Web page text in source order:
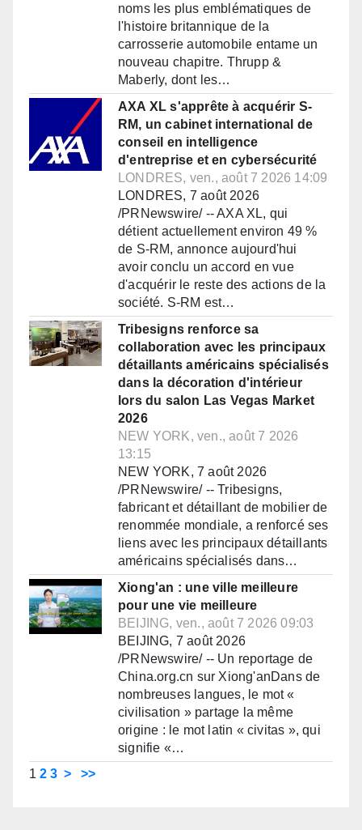
noms les plus emblématiques de
l'histoire britannique de la
carrosserie automobile entame un
nouveau chapitre. Thrupp &
Maberly, dont les…
AXA XL s'apprête à acquérir S-
RM, un cabinet international de
conseil en intelligence
d'entreprise et en cybersécurité
LONDRES, ven., août 7 2026 14:09
LONDRES, 7 août 2026
/PRNewswire/ -- AXA XL, qui
détient actuellement environ 49 %
de S-RM, annonce aujourd'hui
avoir conclu un accord en vue
d'acquérir le reste des actions de la
société. S-RM est…
Tribesigns renforce sa
collaboration avec les principaux
détaillants américains spécialisés
dans la décoration d'intérieur
lors du salon Las Vegas Market
2026
NEW YORK, ven., août 7 2026
13:15
NEW YORK, 7 août 2026
/PRNewswire/ -- Tribesigns,
fabricant et détaillant de mobilier de
renommée mondiale, a renforcé ses
liens avec les principaux détaillants
américains spécialisés dans…
Xiong'an : une ville meilleure
pour une vie meilleure
BEIJING, ven., août 7 2026 09:03
BEIJING, 7 août 2026
/PRNewswire/ -- Un reportage de
China.org.cn sur Xiong'anDans de
nombreuses langues, le mot «
civilisation » partage la même
origine : le mot latin « civitas », qui
signifie «…
1 2 3 > >>